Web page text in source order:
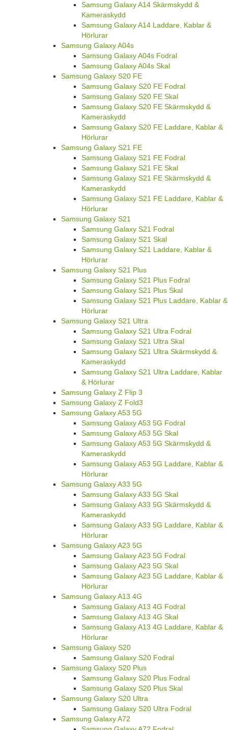
Samsung Galaxy A14 Skärmskydd &
Kameraskydd
Samsung Galaxy A14 Laddare, Kablar &
Hörlurar
Samsung Galaxy A04s
Samsung Galaxy A04s Fodral
Samsung Galaxy A04s Skal
Samsung Galaxy S20 FE
Samsung Galaxy S20 FE Fodral
Samsung Galaxy S20 FE Skal
Samsung Galaxy S20 FE Skärmskydd &
Kameraskydd
Samsung Galaxy S20 FE Laddare, Kablar &
Hörlurar
Samsung Galaxy S21 FE
Samsung Galaxy S21 FE Fodral
Samsung Galaxy S21 FE Skal
Samsung Galaxy S21 FE Skärmskydd &
Kameraskydd
Samsung Galaxy S21 FE Laddare, Kablar &
Hörlurar
Samsung Galaxy S21
Samsung Galaxy S21 Fodral
Samsung Galaxy S21 Skal
Samsung Galaxy S21 Laddare, Kablar &
Hörlurar
Samsung Galaxy S21 Plus
Samsung Galaxy S21 Plus Fodral
Samsung Galaxy S21 Plus Skal
Samsung Galaxy S21 Plus Laddare, Kablar &
Hörlurar
Samsung Galaxy S21 Ultra
Samsung Galaxy S21 Ultra Fodral
Samsung Galaxy S21 Ultra Skal
Samsung Galaxy S21 Ultra Skärmskydd &
Kameraskydd
Samsung Galaxy S21 Ultra Laddare, Kablar
& Hörlurar
Samsung Galaxy Z Flip 3
Samsung Galaxy Z Fold3
Samsung Galaxy A53 5G
Samsung Galaxy A53 5G Fodral
Samsung Galaxy A53 5G Skal
Samsung Galaxy A53 5G Skärmskydd &
Kameraskydd
Samsung Galaxy A53 5G Laddare, Kablar &
Hörlurar
Samsung Galaxy A33 5G
Samsung Galaxy A33 5G Skal
Samsung Galaxy A33 5G Skärmskydd &
Kameraskydd
Samsung Galaxy A33 5G Laddare, Kablar &
Hörlurar
Samsung Galaxy A23 5G
Samsung Galaxy A23 5G Fodral
Samsung Galaxy A23 5G Skal
Samsung Galaxy A23 5G Laddare, Kablar &
Hörlurar
Samsung Galaxy A13 4G
Samsung Galaxy A13 4G Fodral
Samsung Galaxy A13 4G Skal
Samsung Galaxy A13 4G Laddare, Kablar &
Hörlurar
Samsung Galaxy S20
Samsung Galaxy S20 Fodral
Samsung Galaxy S20 Plus
Samsung Galaxy S20 Plus Fodral
Samsung Galaxy S20 Plus Skal
Samsung Galaxy S20 Ultra
Samsung Galaxy S20 Ultra Fodral
Samsung Galaxy A72